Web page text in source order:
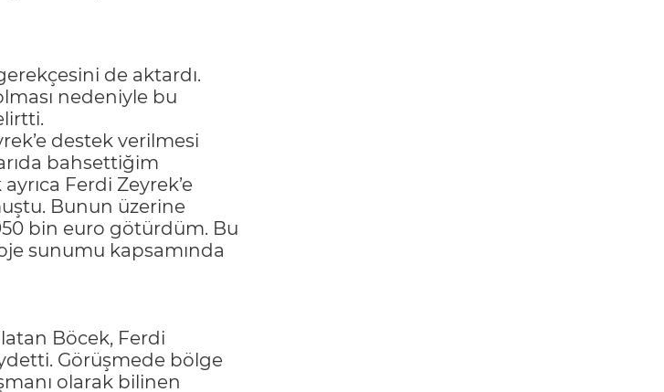
de aktardı.
nedeniyle bu
destek verilmesi
bahsettiğim
Ferdi Zeyrek’e
Bunun üzerine
bin euro götürdüm. Bu
sunumu kapsamında
Böcek, Ferdi
Görüşmede bölge
olarak bilinen